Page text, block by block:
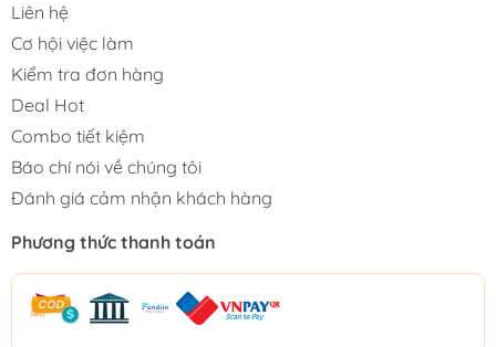
Liên hệ
Cơ hội việc làm
Kiểm tra đơn hàng
Deal Hot
Combo tiết kiệm
Báo chí nói về chúng tôi
Đánh giá cảm nhận khách hàng
Phương thức thanh toán